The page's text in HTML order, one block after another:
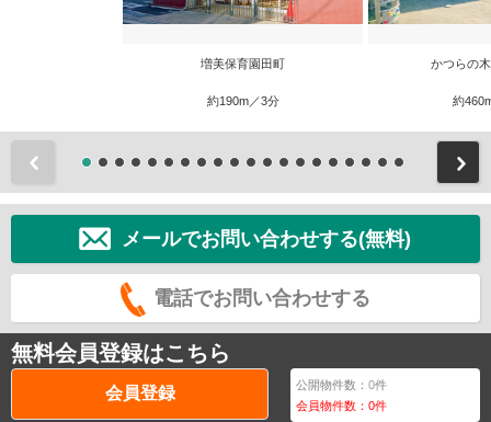
増美保育園田町
約190m／3分
かつらの
約
メールでお問い合わせする(無料)
電話でお問い合わせする
無料会員登録はこちら
会員登録 公開物件数：0件
会員物件数：0件